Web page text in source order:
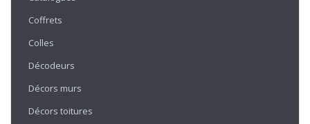
Coffrets
Colles
Décodeurs
Décors murs
Décors toitures